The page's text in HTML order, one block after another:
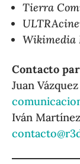
Tierra
Wikimedia
Contacto
Juan Vázquez
Iván Martínez